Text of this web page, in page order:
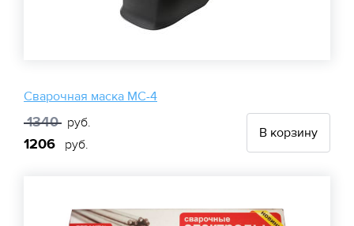
Сварочная маска МС-4
1340 руб.
1206 руб.
В корзину